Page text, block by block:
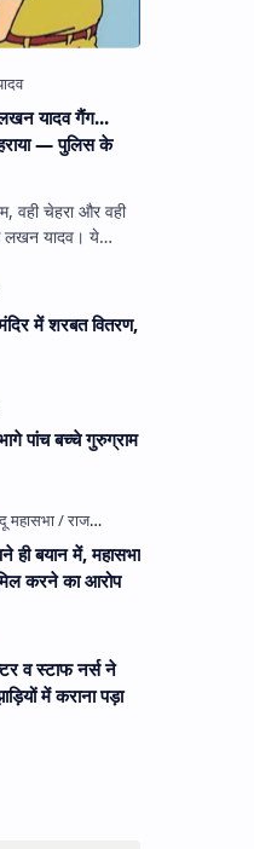
यादव गैंग...
— पुलिस के
वही चेहरा और वही
यादव। ये
में शरबत वितरण,
पांच बच्चे गुरुग्राम
बयान में, महासभा
करने का आरोप
व स्टाफ नर्स ने
में कराना पड़ा